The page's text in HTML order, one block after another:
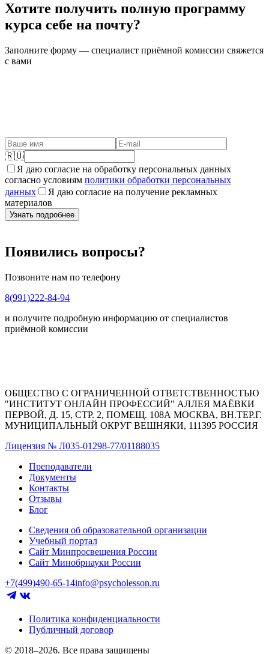
Хотите получить полную программу
курса себе на почту?
Заполните форму — специалист приёмной комиссии свяжется
с вами
🇷🇺
Я даю согласие на обработку персональных данных
согласно условиям политики обработки персональных
данных
Я даю согласие на получение рекламных
материалов
Узнать подробнее
Появились вопросы?
Позвоните нам по телефону
8(991)222-84-94
и получите подробную информацию от специалистов
приёмной комиссии
ОБЩЕСТВО С ОГРАНИЧЕННОЙ ОТВЕТСТВЕННОСТЬЮ
"ИНСТИТУТ ОНЛАЙН ПРОФЕССИЙ" АЛЛЕЯ МАЁВКИ
ПЕРВОЙ, Д. 15, СТР. 2, ПОМЕЩ. 108А МОСКВА, ВН.ТЕР.Г.
МУНИЦИПАЛЬНЫЙ ОКРУГ ВЕШНЯКИ, 111395 РОССИЯ
Лицензия № Л035-01298-77/01188035
Преподаватели
Документы
Контакты
Отзывы
Блог
Сведения об образовательной организации
Учебный портал
Сайт Минпросвещения России
Сайт Минобрнауки России
+7(499)490-65-14info@psycholesson.ru
Политика конфиденциальности
Публичный договор
© 2018–2026. Все права защищены